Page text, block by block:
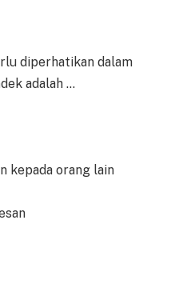
diperhatikan dalam
adalah …
kepada orang lain